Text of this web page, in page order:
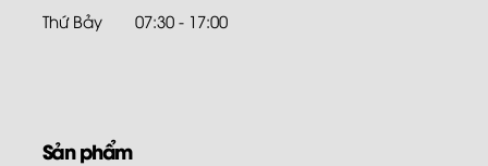
Thứ Bảy
07:30 - 17:00
Sản phẩm